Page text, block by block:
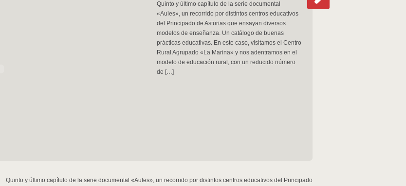
Quinto y último capítulo de la serie documental
«Aules», un recorrido por distintos centros educativos
del Principado de Asturias que ensayan diversos
modelos de enseñanza. Un catálogo de buenas
prácticas educativas. En este caso, visitamos el Centro
Rural Agrupado «La Marina» y nos adentramos en el
modelo de educación rural, con un reducido número
de […]
Quinto y último capítulo de la serie documental «Aules», un recorrido por distintos centros educativos del Principado